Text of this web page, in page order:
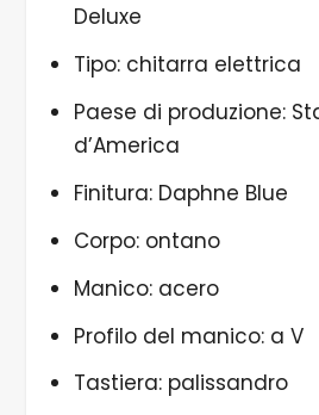
Deluxe
Tipo: chitarra elettrica
Paese di produzione:
d’America
Finitura: Daphne Blue
Corpo: ontano
Manico: acero
Profilo del manico: a V
Tastiera: palissandro